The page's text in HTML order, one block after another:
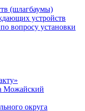
(шлагбаумы)
устройств
вопросу установки
Можайский
округа